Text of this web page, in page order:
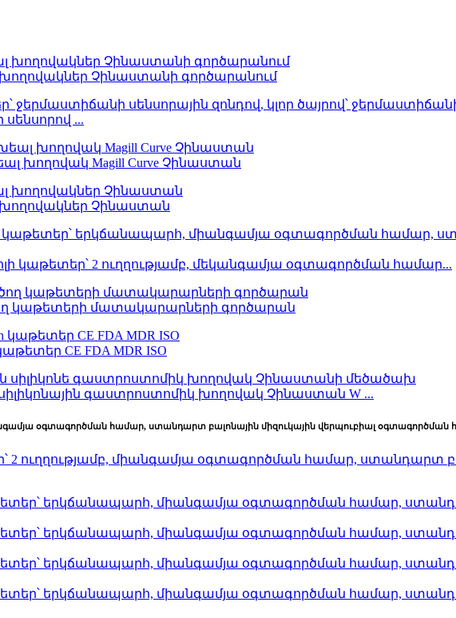
Չինաստանի գործարանում
...
Magill Curve Չինաստան
Չինաստան
կաթետեր՝ 2 ուղղությամբ, մեկանգամյա օգտագործման համար...
կաթետերի մատակարարների գործարան
CE FDA MDR ISO
գաստրոստոմիկ խողովակ Չինաստան W ...
օգտագործման համար, ստանդարտ բալոնային միզուկային վերպուբիալ օգտագործման